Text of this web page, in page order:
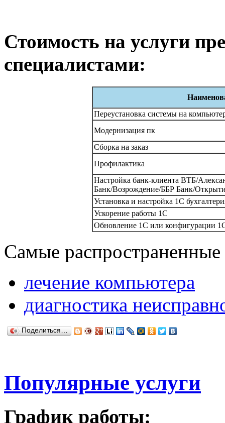
Стоимость на услуги
специалистами:
Переустановка системы на
Модернизация пк
Сборка на заказ
Профилактика
Настройка банк-клиента ВТБ/
Банк/Возрождение/ББР Банк/
Установка и настройка 1С
Ускорение работы 1С
Обновление 1С или конфигурации
Самые распространенные
лечение компьютера
диагностика
Поделиться…
Популярные услуги
График работы: